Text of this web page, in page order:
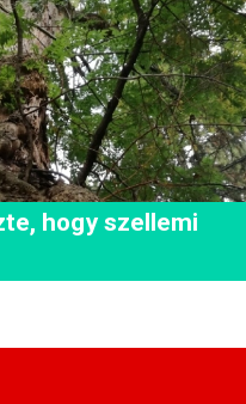
hogy szellemi